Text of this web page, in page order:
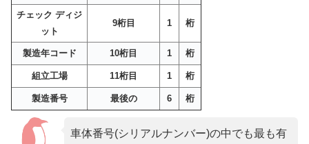
チェック ディジ
ット
9桁目 1 桁
製造年コード 10桁目 1 桁
組立工場 11桁目 1 桁
製造番号 最後の 6 桁
車体番号(シリアルナンバー)の中でも最も有